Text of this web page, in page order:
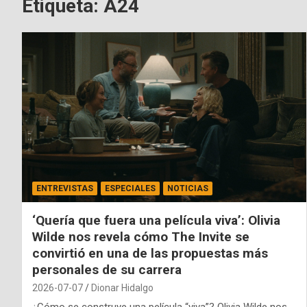
Etiqueta: A24
ENTREVISTAS ESPECIALES NOTICIAS
‘Quería que fuera una película viva’: Olivia
Wilde nos revela cómo The Invite se
convirtió en una de las propuestas más
personales de su carrera
2026-07-07 Dionar Hidalgo